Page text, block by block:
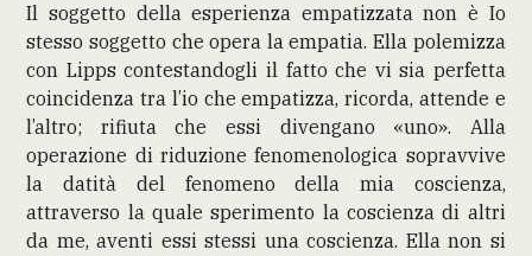
Il soggetto della esperienza empatizzata non è Io
stesso soggetto che opera la empatia. Ella polemizza
con Lipps contestandogli il fatto che vi sia perfetta
coincidenza tra l’io che empatizza, ricorda, attende e
l’altro; rifiuta che essi divengano «uno». Alla
operazione di riduzione fenomenologica sopravvive
la datità del fenomeno della mia coscienza,
attraverso la quale sperimento la coscienza di altri
da me, aventi essi stessi una coscienza. Ella non si